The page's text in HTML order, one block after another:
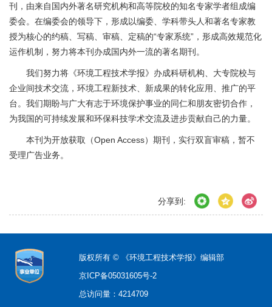
刊，由来自国内外著名研究机构和高等院校的知名专家学者组成编
委会。在编委会的领导下，形成以编委、学科带头人和著名专家教
授为核心的约稿、写稿、审稿、定稿的“专家系统”，形成高效规范化
运作机制，努力将本刊办成国内外一流的著名期刊。
我们努力将《环境工程技术学报》办成科研机构、大专院校与
企业间技术交流，环境工程新技术、新成果的转化应用、推广的平
台。我们期盼与广大有志于环境保护事业的同仁和朋友密切合作，
为我国的可持续发展和环保科技学术交流及进步贡献自己的力量。
本刊 为开放获取（Open Access）期刊，实行双盲审稿， 暂不
受理广告业务。
分享到:
版权所有 © 《环境工程技术学报》编辑部
京ICP备05031605号-2
总访问量： 4214709